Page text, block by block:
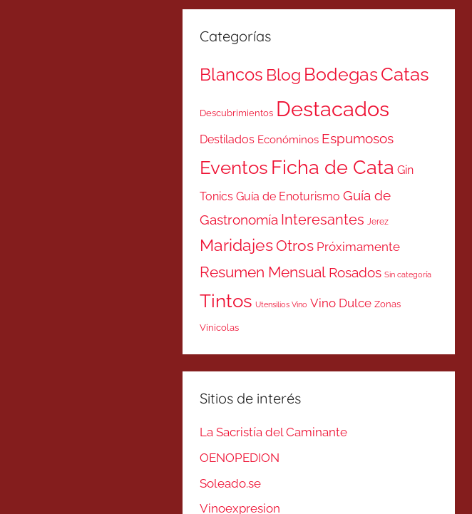
Categorías
Blancos Blog BodegasCatas
Descubrimientos Destacados
Destilados Económinos Espumosos
Eventos Ficha de Cata Gin
Tonics Guía de Enoturismo Guía de
Gastronomía Interesantes Jerez
MaridajesOtros Próximamente
Resumen Mensual Rosados Sin categoría
Tintos Utensilios Vino Vino Dulce Zonas
Vinicolas
Sitios de interés
La Sacristía del Caminante
OENOPEDION
Soleado.se
Vinoexpresion